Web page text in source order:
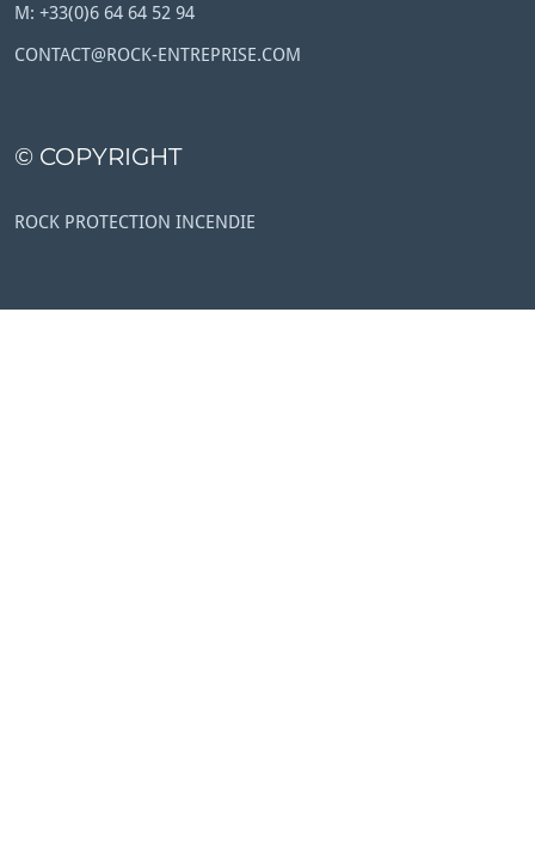
M: +33(0)6 64 64 52 94
CONTACT@ROCK-ENTREPRISE.COM
© COPYRIGHT
ROCK PROTECTION INCENDIE